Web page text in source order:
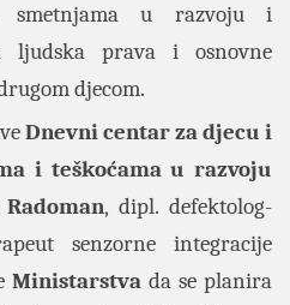
smetnjama u razvoju i
ljudska prava i osnovne
djecom.
Dnevni centar za djecu i
i teškoćama u razvoju
, dipl. defektolog-
senzorne integracije
Ministarstva da se planira